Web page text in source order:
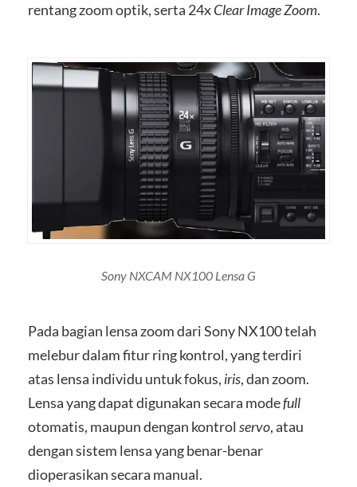
rentang zoom optik, serta 24xClear Image Zoom.
Sony NXCAM NX100 Lensa G
Pada bagian lensa zoom dari Sony NX100 telah
melebur dalam fitur ring kontrol, yang terdiri
atas lensa individu untuk fokus, iris, dan zoom.
Lensa yang dapat digunakan secara modefull
otomatis, maupun dengan kontrol servo, atau
dengan sistem lensa yang benar-benar
dioperasikan secara manual.